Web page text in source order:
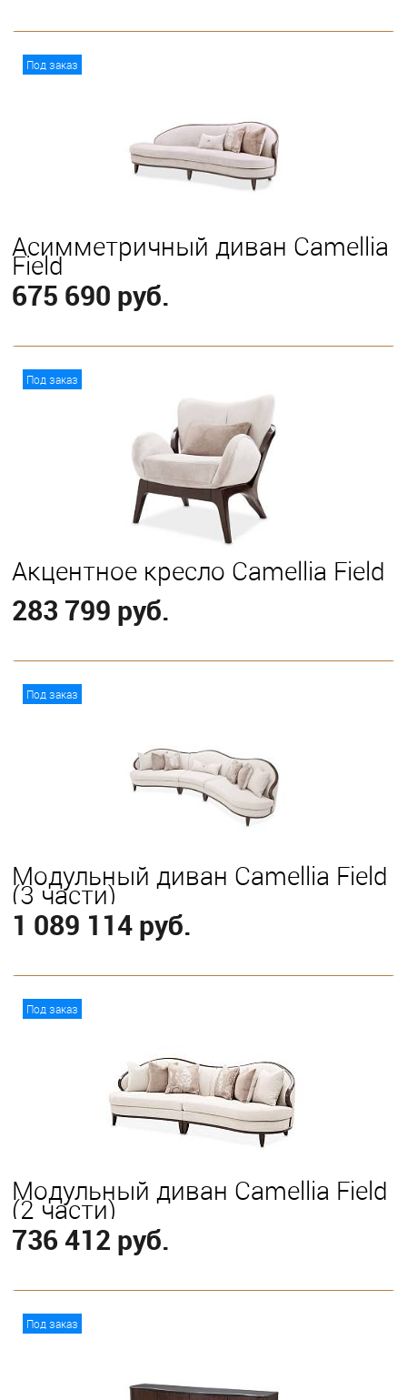
Под заказ
Асимметричный диван Camellia
Field
675 690 руб.
Под заказ
Акцентное кресло Camellia Field
283 799 руб.
Под заказ
Модульный диван Camellia Field
(3 части)
1 089 114 руб.
Под заказ
Модульный диван Camellia Field
(2 части)
736 412 руб.
Под заказ